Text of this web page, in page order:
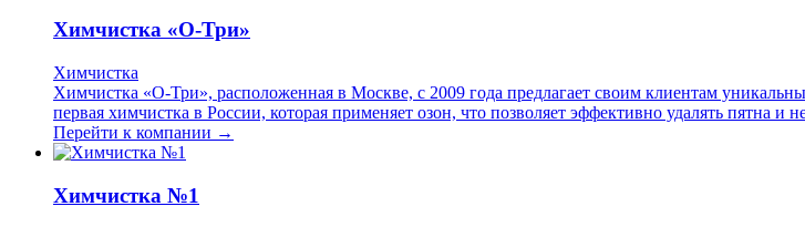
Химчистка «О-Три»
Химчистка
Химчистка «О-Три», расположенная в Москве, с 2009 года предлагает своим клиентам
первая химчистка в России, которая применяет озон, что позволяет эффективно удалять пятна и
Перейти к компании →
Химчистка №1